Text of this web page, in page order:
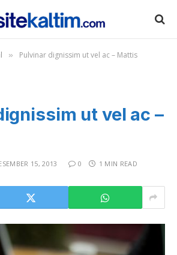
» Pulvinar dignissim ut vel ac – Mattis
ut vel ac –
15, 2013 0 1 MIN READ